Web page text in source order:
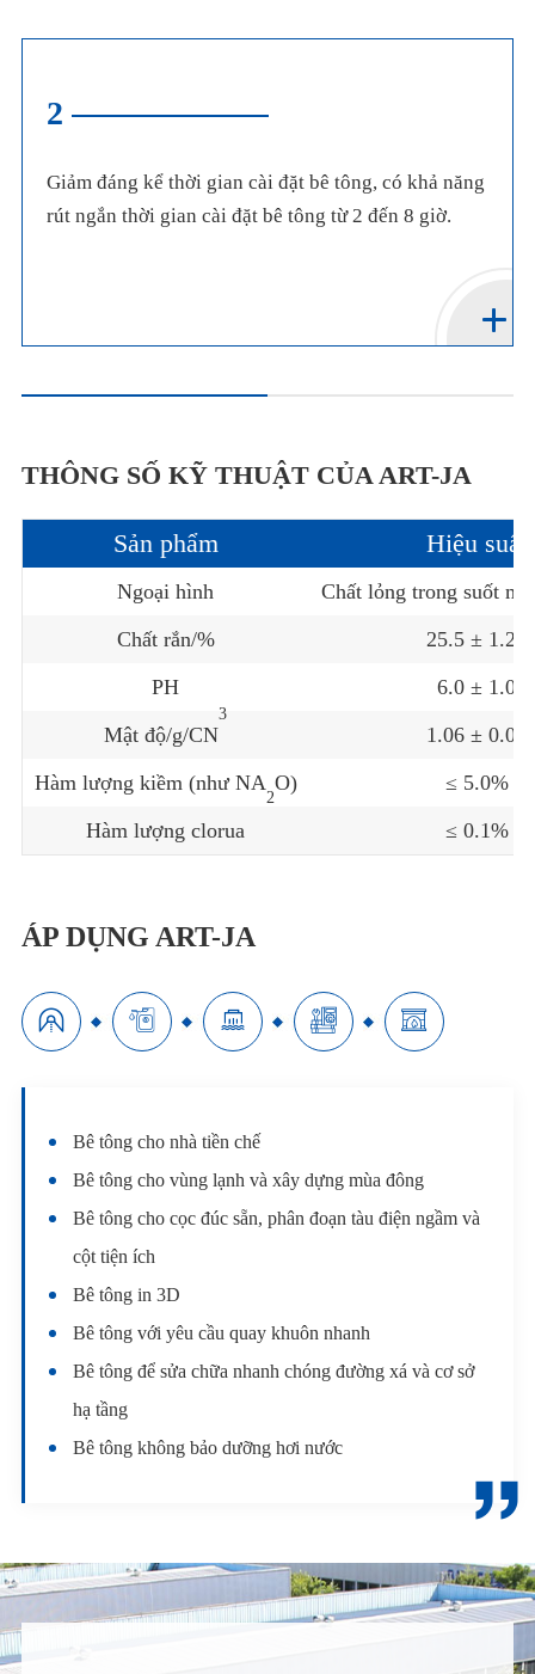
2
Giảm đáng kể thời gian cài đặt bê tông, có khả năng
rút ngắn thời gian cài đặt bê tông từ 2 đến 8 giờ.
THÔNG SỐ KỸ THUẬT CỦA ART-JA
Sản phẩm Hiệu suất
Ngoại hình
Chất lỏng trong suốt
Chất rắn/%
25.5 ± 1.28
PH
6.0 ± 1.0
Mật độ/g/CN
3
1.06 ± 0.02
Hàm lượng kiềm (như NA
2
O)
≤ 5.0%
Hàm lượng clorua
≤ 0.1%
ÁP DỤNG ART-JA
    
Bê tông cho nhà tiền chế
Bê tông cho vùng lạnh và xây dựng mùa đông
Bê tông cho cọc đúc sẵn, phân đoạn tàu điện ngầm và
cột tiện ích
Bê tông in 3D
Bê tông với yêu cầu quay khuôn nhanh
Bê tông để sửa chữa nhanh chóng đường xá và cơ sở
hạ tầng
Bê tông không bảo dưỡng hơi nước
